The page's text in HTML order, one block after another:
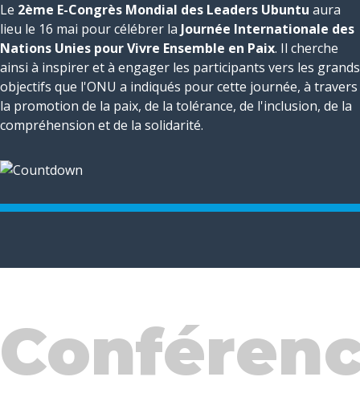
Le 2ème E-Congrès Mondial des Leaders Ubuntu aura
lieu le 16 mai pour célébrer la Journée Internationale des
Nations Unies pour Vivre Ensemble en Paix. Il cherche
ainsi à inspirer et à engager les participants vers les grands
objectifs que l'ONU a indiqués pour cette journée, à travers
la promotion de la paix, de la tolérance, de l'inclusion, de la
compréhension et de la solidarité.